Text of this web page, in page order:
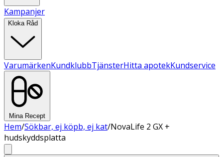
Kampanjer
Kloka Råd
VarumärkenKundklubbTjänsterHitta apotekKundservice
Mina Recept
Hem/Sökbar, ej köpb, ej kat/NovaLife 2 GX +
hudskyddsplatta